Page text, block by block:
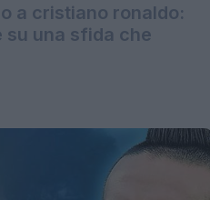
a cristiano ronaldo:
una sfida che